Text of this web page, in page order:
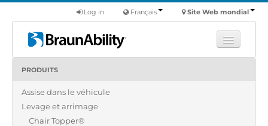
Site Web mondial
Français
Log in
Produits
Véhicules utilitaires
PRODUITS
Assise dans le véhicule
Levage et arrimage
Chair Topper®